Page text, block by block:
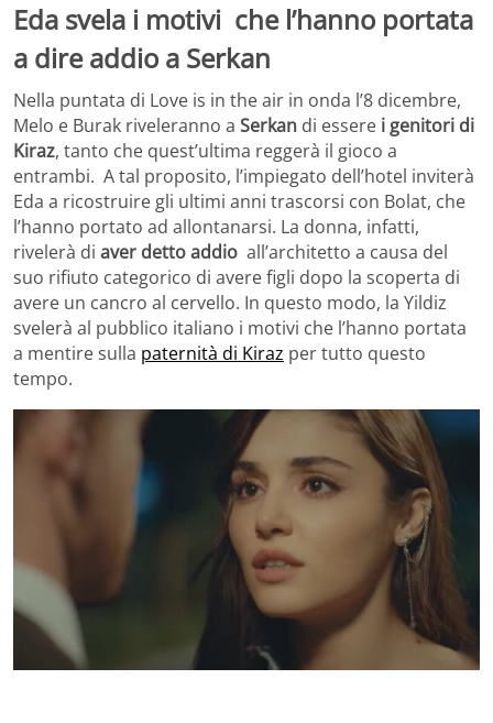
Eda svela i motivi che l’hanno portata
a dire addio a Serkan
Nella puntata di Love is in the air in onda l’8 dicembre,
Melo e Burak riveleranno a Serkan di essere i genitori di
Kiraz, tanto che quest’ultima reggerà il gioco a
entrambi. A tal proposito, l’impiegato dell’hotel inviterà
Eda a ricostruire gli ultimi anni trascorsi con Bolat, che
l’hanno portato ad allontanarsi. La donna, infatti,
rivelerà di aver detto addio all’architetto a causa del
suo rifiuto categorico di avere figli dopo la scoperta di
avere un cancro al cervello. In questo modo, la Yildiz
svelerà al pubblico italiano i motivi che l’hanno portata
a mentire sulla paternità di Kiraz per tutto questo
tempo.